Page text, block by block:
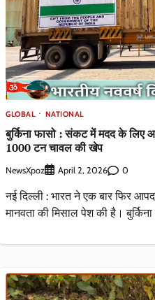
GLOBAL NATIONAL
बुर्किना फासो : संकट में मदद के लिए
1000 टन चावल की खेप
NewsXpoz April 2, 2026 0
नई दिल्ली : भारत ने एक बार फिर
मानवता की मिसाल पेश की है।